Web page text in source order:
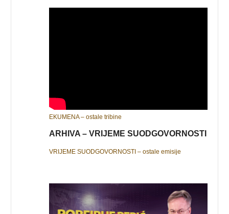
EKUMENA – ostale tribine
ARHIVA – VRIJEME SUODGOVORNOSTI
VRIJEME SUODGOVORNOSTI – ostale emisije